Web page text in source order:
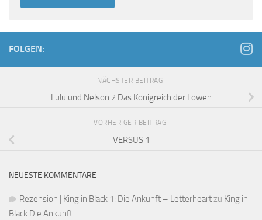
FOLGEN:
NÄCHSTER BEITRAG
Lulu und Nelson 2 Das Königreich der Löwen
VORHERIGER BEITRAG
VERSUS 1
NEUESTE KOMMENTARE
Rezension | King in Black 1: Die Ankunft – Letterheartzu King in
Black Die Ankunft